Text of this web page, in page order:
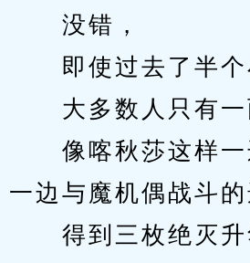
没错，
即使过去了半个
大多数人只有一
像喀秋莎这样一
一边与魔机偶战斗的
得到三枚绝灭升